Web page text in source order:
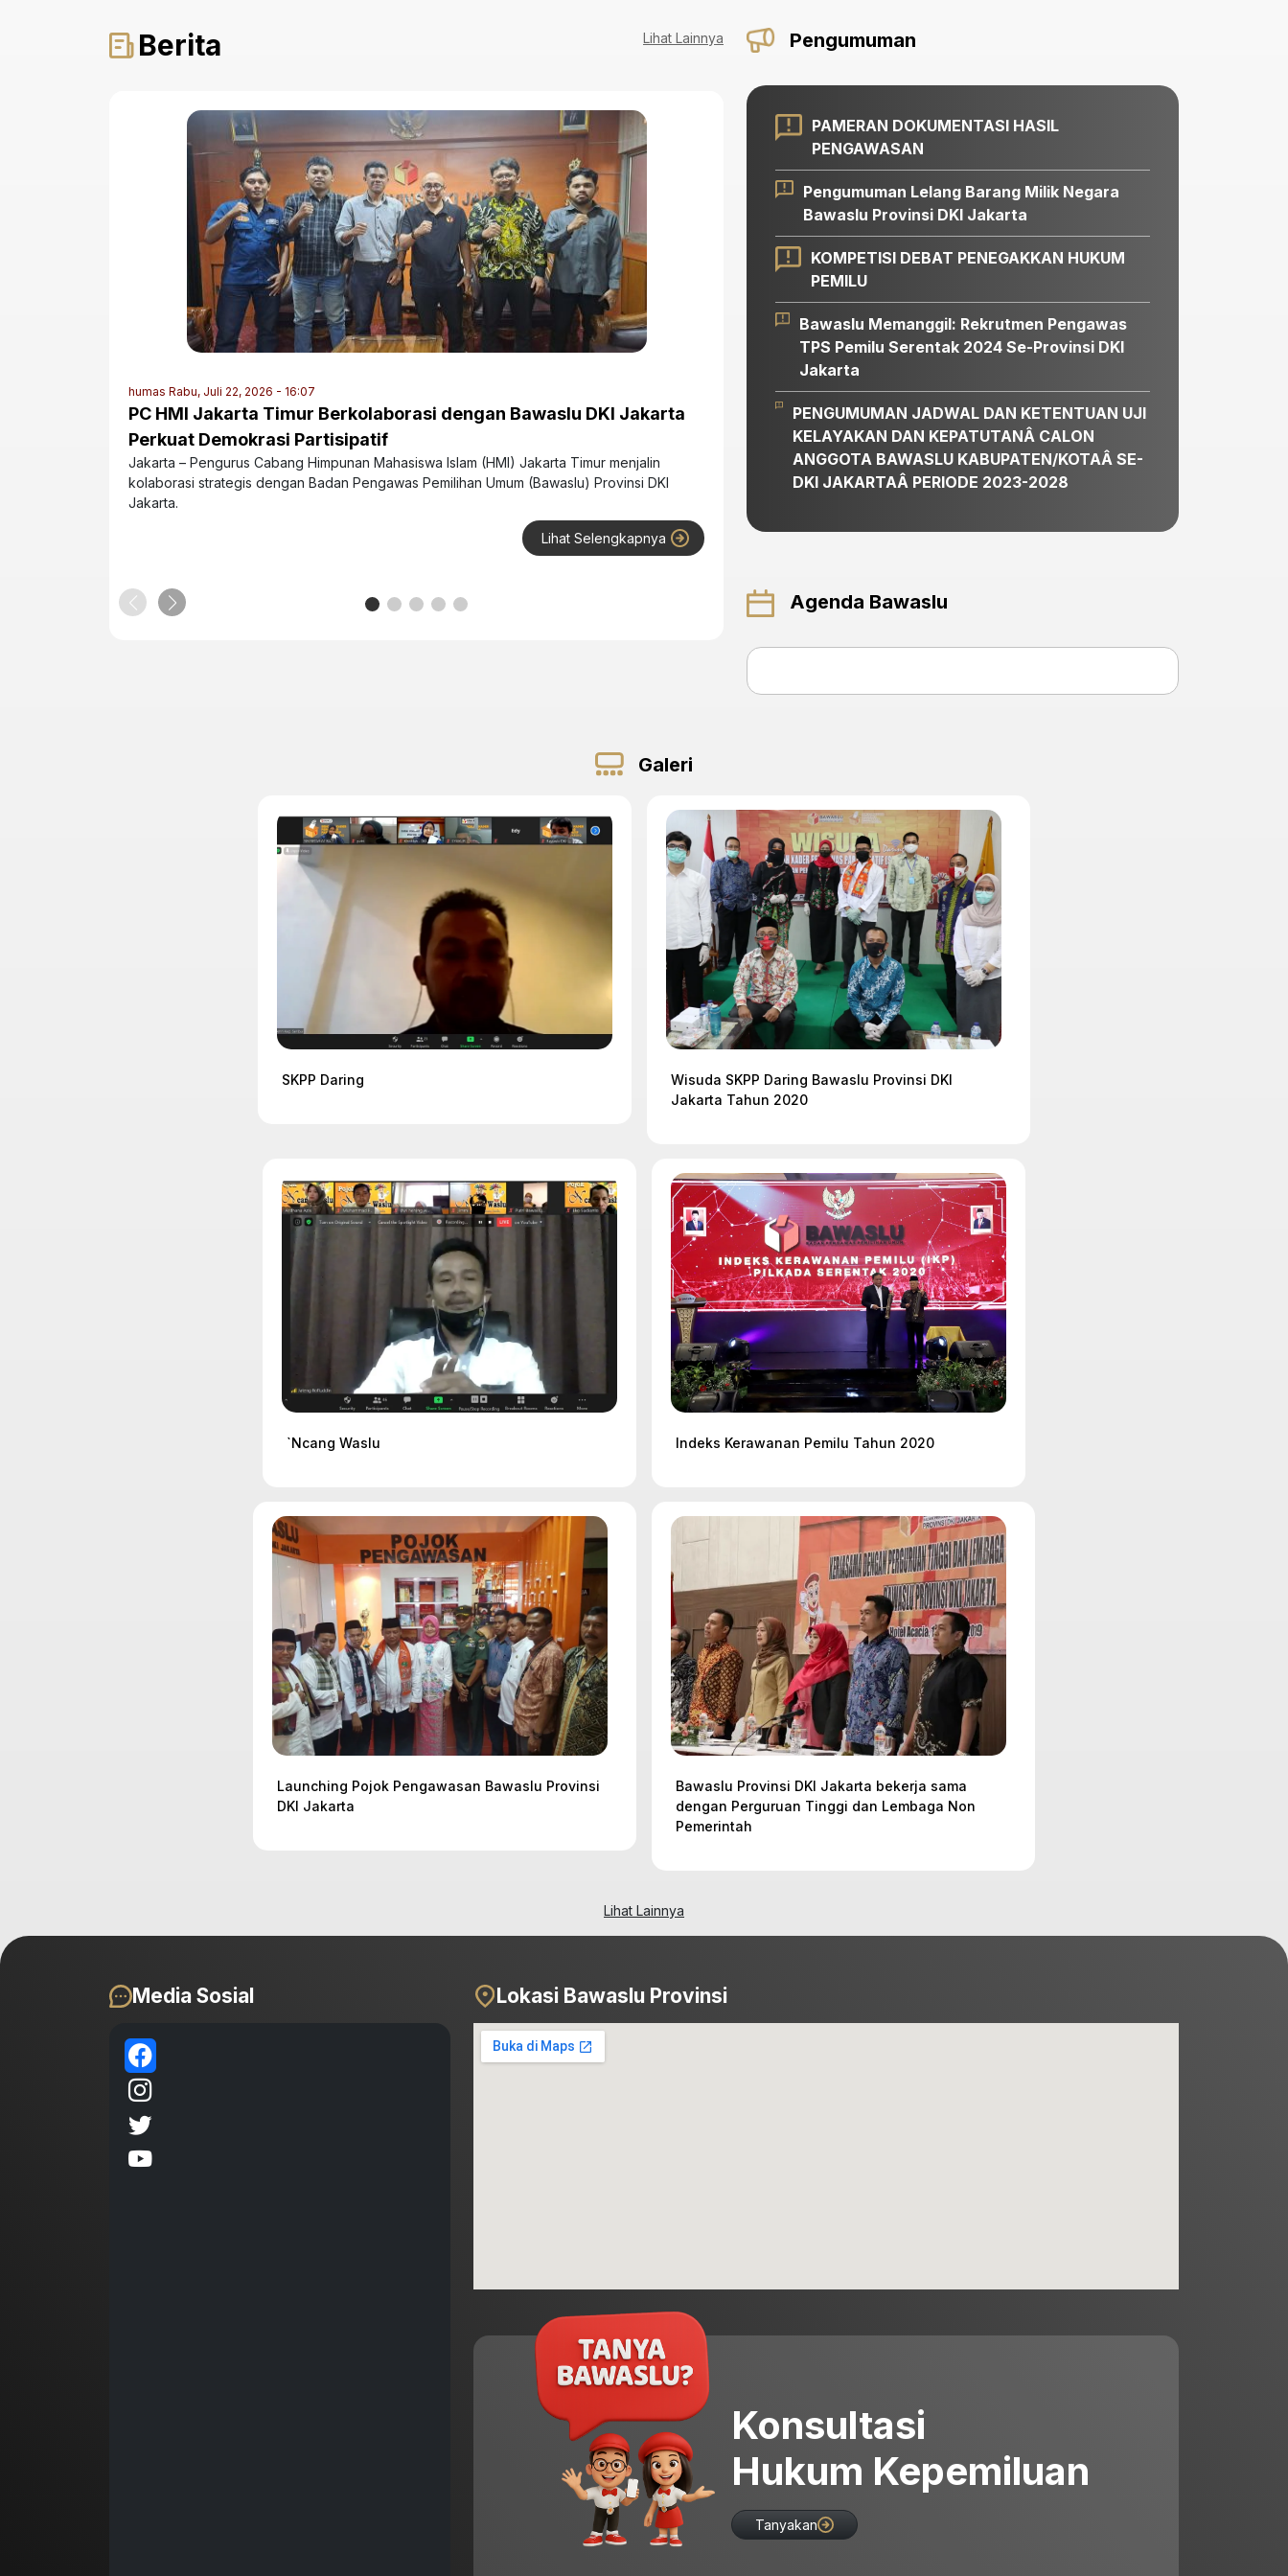
Berita
humas Rabu, Juli 22, 2026 - 16:07
PC HMI Jakarta Timur Berkolaborasi dengan Bawaslu DKI Jakarta
Perkuat Demokrasi Partisipatif
Jakarta – Pengurus Cabang Himpunan Mahasiswa Islam (HMI) Jakarta Timur menjalin
kolaborasi strategis dengan Badan Pengawas Pemilihan Umum (Bawaslu) Provinsi DKI
Jakarta.
Lihat Selengkapnya
humas Kamis, Juli 2, 2026 - 19:28
​Bawaslu Provinsi DKI Jakarta Sukses Gelar Pendidikan
Partisipatif (P2P) di Kepulauan Seribu
​Badan Pengawas Pemilihan Umum (Bawaslu) Provinsi DKI Jakarta sukses
menyelenggarakan kegiatan Pendidikan Pengawas Partisipatif (P2P) di Kabupaten
Lihat Lainnya Pengumuman
PAMERAN DOKUMENTASI HASIL
PENGAWASAN
Pengumuman Lelang Barang Milik Negara
Bawaslu Provinsi DKI Jakarta
KOMPETISI DEBAT PENEGAKKAN HUKUM
PEMILU
Bawaslu Memanggil: Rekrutmen Pengawas
TPS Pemilu Serentak 2024 Se-Provinsi DKI
Jakarta
PENGUMUMAN JADWAL DAN KETENTUAN UJI
KELAYAKAN DAN KEPATUTANÂ CALON
ANGGOTA BAWASLU KABUPATEN/KOTAÂ SE-
DKI JAKARTAÂ PERIODE 2023-2028
Agenda Bawaslu
Galeri
SKPP Daring
Wisuda SKPP Daring Bawaslu Provinsi DKI
Jakarta Tahun 2020
`Ncang Waslu Indeks Kerawanan Pemilu Tahun 2020
Launching Pojok Pengawasan Bawaslu Provinsi
DKI Jakarta
Bawaslu Provinsi DKI Jakarta bekerja sama
dengan Perguruan Tinggi dan Lembaga Non
Pemerintah
Lihat Lainnya
Media Sosial Lokasi Bawaslu Provinsi
Konsultasi
Hukum Kepemiluan
Tanyakan